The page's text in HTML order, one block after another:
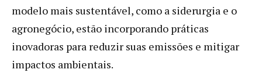
modelo mais sustentável, como a siderurgia e o
agronegócio, estão incorporando práticas
inovadoras para reduzir suas emissões e mitigar
impactos ambientais.